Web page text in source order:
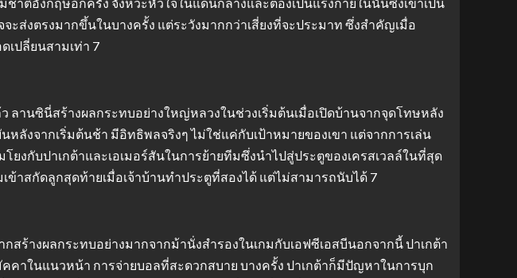
ส่งตรงมากขึ้นในบางครั้ง แต่ระวังมากกว่าเสี่ยงที่จะประมาท ซึ่งสำคัญเมื่อ
เปลี่ยนสามเท่า 7
านซินี่สร้างผลกระทบอย่างใหญ่หลวงในช่วงเริ่มต้นเมื่อเปิดบ้านจากจุดโทษหลัง
งจากเริ่มต้นช้า มีอิทธิพลจริงๆ ไม่ใช่แค่กับเป้าหมายของเขา แต่จากการเล่น
ยงกับปาเกต้าและเอเมอร์สันในการย้ายทีมซึ่งนำไปสู่ประตูของเครสเวลล์ในที่สุด
ข้าสกัดลูกสุดท้ายเมื่อเจ้าบ้านทำประตูที่สองได้ แต่ไม่สามารถนับได้ 7
ร้างผลกระทบอย่างมากจากม้านั่งสำรองในเกมกับเอฟซีเอสบีนอกจากนี้ ปาเกต้า
าในแนวหน้า การจ่ายบอลที่สะดวกสบาย บางครั้ง ปาเกต้าก็มีปัญหาในการบุก